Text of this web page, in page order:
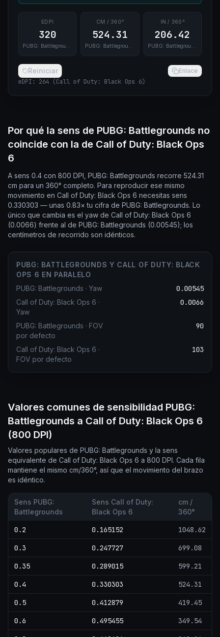
EDPI
320
PUBG: Battlegrounds
CM / 360°
524.31
PUBG: Battlegrounds
IN / 360°
206.42
PUBG: Battlegrounds
Reiniciar Enlace
eDPI : 264 (Call of Duty: Black Ops 6)
Por qué la sens de PUBG: Battlegrounds no
coincide con la de Call of Duty: Black Ops
6
A sens 0.4 con 800 DPI, PUBG: Battlegrounds recorre 524.31
cm para un 360° completo. Para reproducir ese mismo
movimiento en Call of Duty: Black Ops 6 necesitas sens
0.330303 — unas 0.83× tu cifra de PUBG: Battlegrounds. Lo
único que cambia es el yaw de Call of Duty: Black Ops 6
(0.0066) frente al de PUBG: Battlegrounds (0.00545); los
centímetros de recorrido son idénticos.
PUBG: BATTLEGROUNDS Y CALL OF DUTY: BLACK
OPS 6 EN PARALELO
PUBG: Battlegrounds · Yaw 0.00545
Call of Duty: Black Ops 6 ·
Yaw
0.0066
PUBG: Battlegrounds · FOV
por defecto
90
Call of Duty: Black Ops 6 ·
FOV por defecto
103
Valores comunes de sensibilidad PUBG:
Battlegrounds a Call of Duty: Black Ops 6
(800 DPI)
Valores populares de PUBG: Battlegrounds y la sens
equivalente de Call of Duty: Black Ops 6 a 800 DPI. Cada fila
mantiene el mismo cm/360°, así que el movimiento del brazo
es idéntico.
Sens PUBG:
Battlegrounds
Sens Call of Duty:
Black Ops 6
cm /
360°
0.2 0.165152 1048.62
0.3 0.247727 699.08
0.35 0.289015 599.21
0.4 0.330303 524.31
0.5 0.412879 419.45
0.6 0.495455 349.54